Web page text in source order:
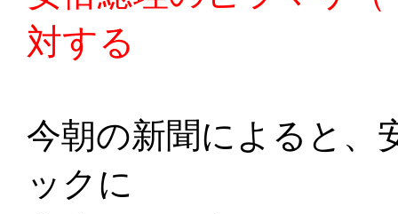
対する
今朝の新聞によると、
ックに